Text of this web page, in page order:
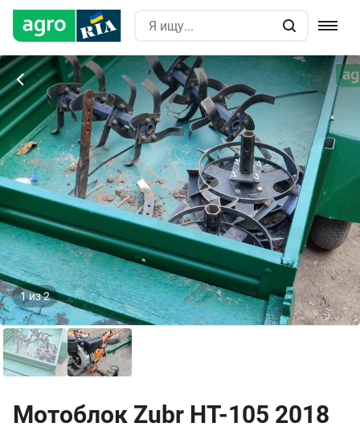
1 из2
Мотоблок Zubr HT-105 2018